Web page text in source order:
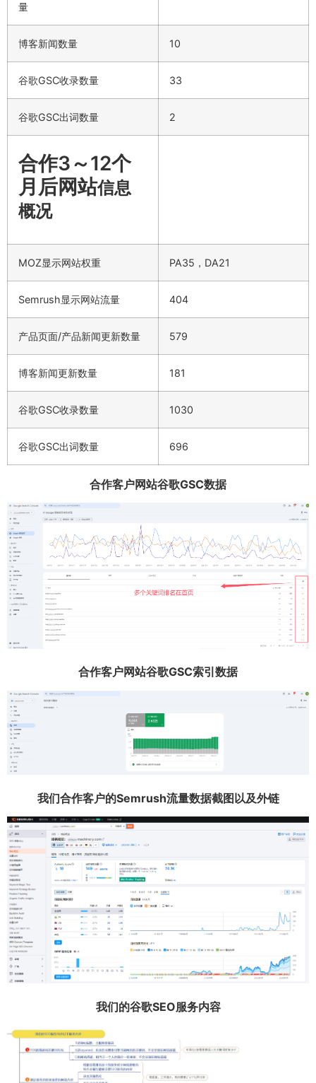
量
博客新闻数量 10
谷歌GSC收录数量 33
谷歌GSC出词数量 2
合作3～12个
月后网站信息
概况
MOZ显示网站权重 PA35，DA21
Semrush显示网站流量 404
产品页面/产品新闻更新数量 579
博客新闻更新数量 181
谷歌GSC收录数量 1030
谷歌GSC出词数量 696
合作客户网站谷歌GSC数据
合作客户网站谷歌GSC索引数据
我们合作客户的Semrush流量数据截图以及外链
我们的谷歌SEO服务内容